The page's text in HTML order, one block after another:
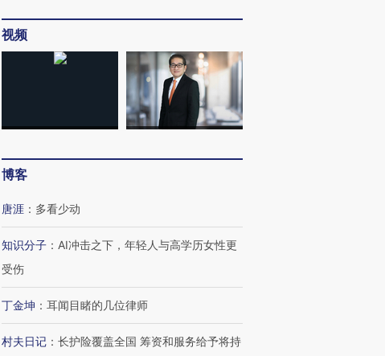
的吸金
找虐”？
走进第四届链博
智科技“链”接产
视频
博客
唐涯 ： 多看少动
知识分子 ： AI冲击之下，年轻人与高学历女性更
受伤
丁金坤 ： 耳闻目睹的几位律师
村夫日记 ： 长护险覆盖全国 筹资和服务给予将持